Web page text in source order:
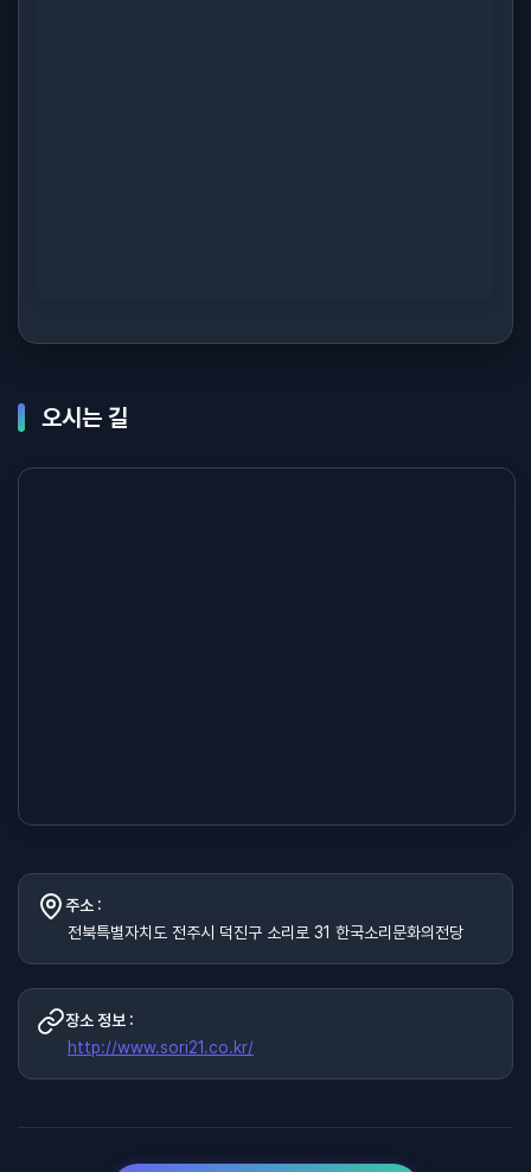
오시는 길
주소 :
전북특별자치도 전주시 덕진구 소리로 31 한국소리문화의전당
장소 정보 :
http://www.sori21.co.kr/